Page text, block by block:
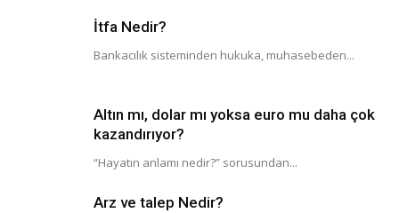
İtfa Nedir?
Bankacılık sisteminden hukuka, muhasebeden...
Altın mı, dolar mı yoksa euro mu daha çok
kazandırıyor?
“Hayatın anlamı nedir?” sorusundan...
Arz ve talep Nedir?